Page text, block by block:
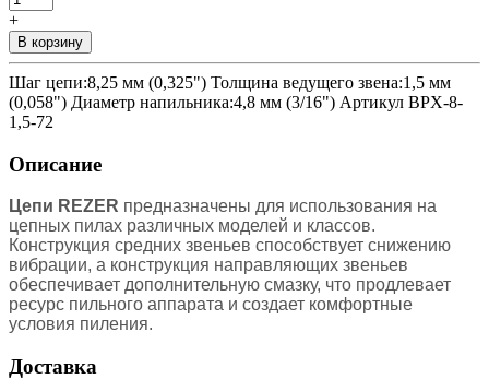
+
В корзину
Шаг цепи:8,25 мм (0,325") Толщина ведущего звена:1,5 мм
(0,058") Диаметр напильника:4,8 мм (3/16") Артикул BPX-8-
1,5-72
Описание
Цепи REZER предназначены для использования на
цепных пилах различных моделей и классов.
Конструкция средних звеньев способствует снижению
вибрации, а конструкция направляющих звеньев
обеспечивает дополнительную смазку, что продлевает
ресурс пильного аппарата и создает комфортные
условия пиления.
Доставка